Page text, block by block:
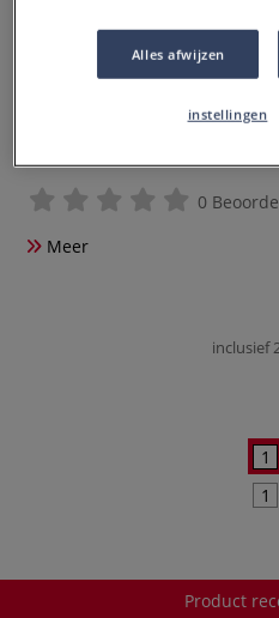
0
Meer
inclusief
Product
Alles afwijzen
instellingen